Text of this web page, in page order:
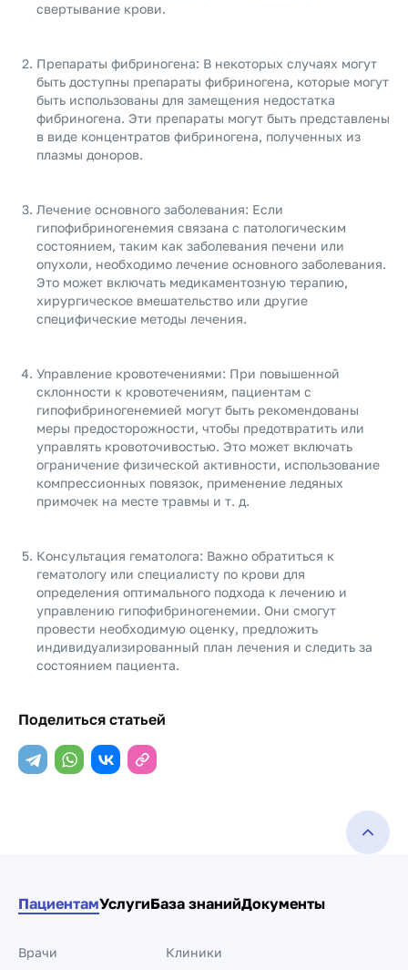
свертывание крови.
Препараты фибриногена: В некоторых случаях могут
быть доступны препараты фибриногена, которые могут
быть использованы для замещения недостатка
фибриногена. Эти препараты могут быть представлены
в виде концентратов фибриногена, полученных из
плазмы доноров.
Лечение основного заболевания: Если
гипофибриногенемия связана с патологическим
состоянием, таким как заболевания печени или
опухоли, необходимо лечение основного заболевания.
Это может включать медикаментозную терапию,
хирургическое вмешательство или другие
специфические методы лечения.
Управление кровотечениями: При повышенной
склонности к кровотечениям, пациентам с
гипофибриногенемией могут быть рекомендованы
меры предосторожности, чтобы предотвратить или
управлять кровоточивостью. Это может включать
ограничение физической активности, использование
компрессионных повязок, применение ледяных
примочек на месте травмы и т. д.
Консультация гематолога: Важно обратиться к
гематологу или специалисту по крови для
определения оптимального подхода к лечению и
управлению гипофибриногенемии. Они смогут
провести необходимую оценку, предложить
индивидуализированный план лечения и следить за
состоянием пациента.
Поделиться статьей
ПациентамУслугиБаза знанийДокументы
Врачи Клиники